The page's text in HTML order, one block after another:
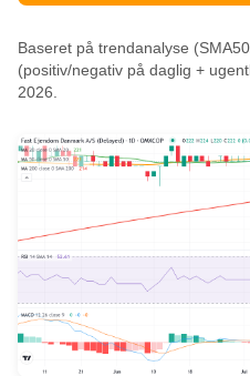
Baseret på trendanalyse
(positiv/negativ på daglig +
2026.